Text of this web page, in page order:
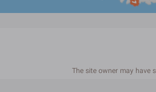
The site owner may have